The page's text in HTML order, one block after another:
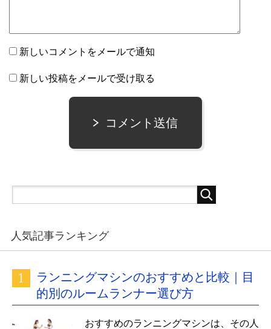
新しいコメントをメールで通知
新しい投稿をメールで受け取る
コメント送信
人気記事ランキング
ランニングマシンのおすすめと比較｜目
的別のルームランナー選び方
おすすめのランニングマシンは、その人